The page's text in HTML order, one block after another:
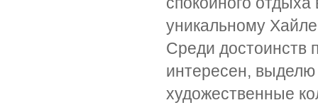
уникальному
Среди достоинств
интересен,
художественные